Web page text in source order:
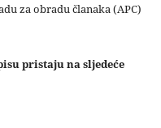
obradu članaka (APC)
pristaju na sljedeće